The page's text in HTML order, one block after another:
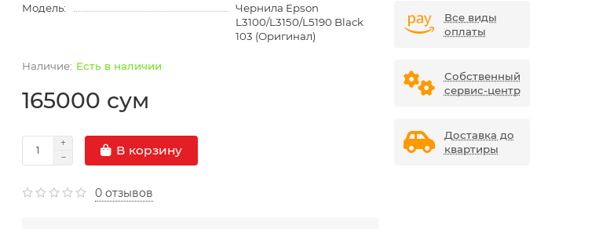
Модель:
Чернила Epson
L3100/L3150/L5190 Black
103 (Оригинал)
Есть в наличии
165000 сум
В корзину
0 отзывов
Все виды
оплаты
Собственный
сервис-центр
Доставка до
квартиры